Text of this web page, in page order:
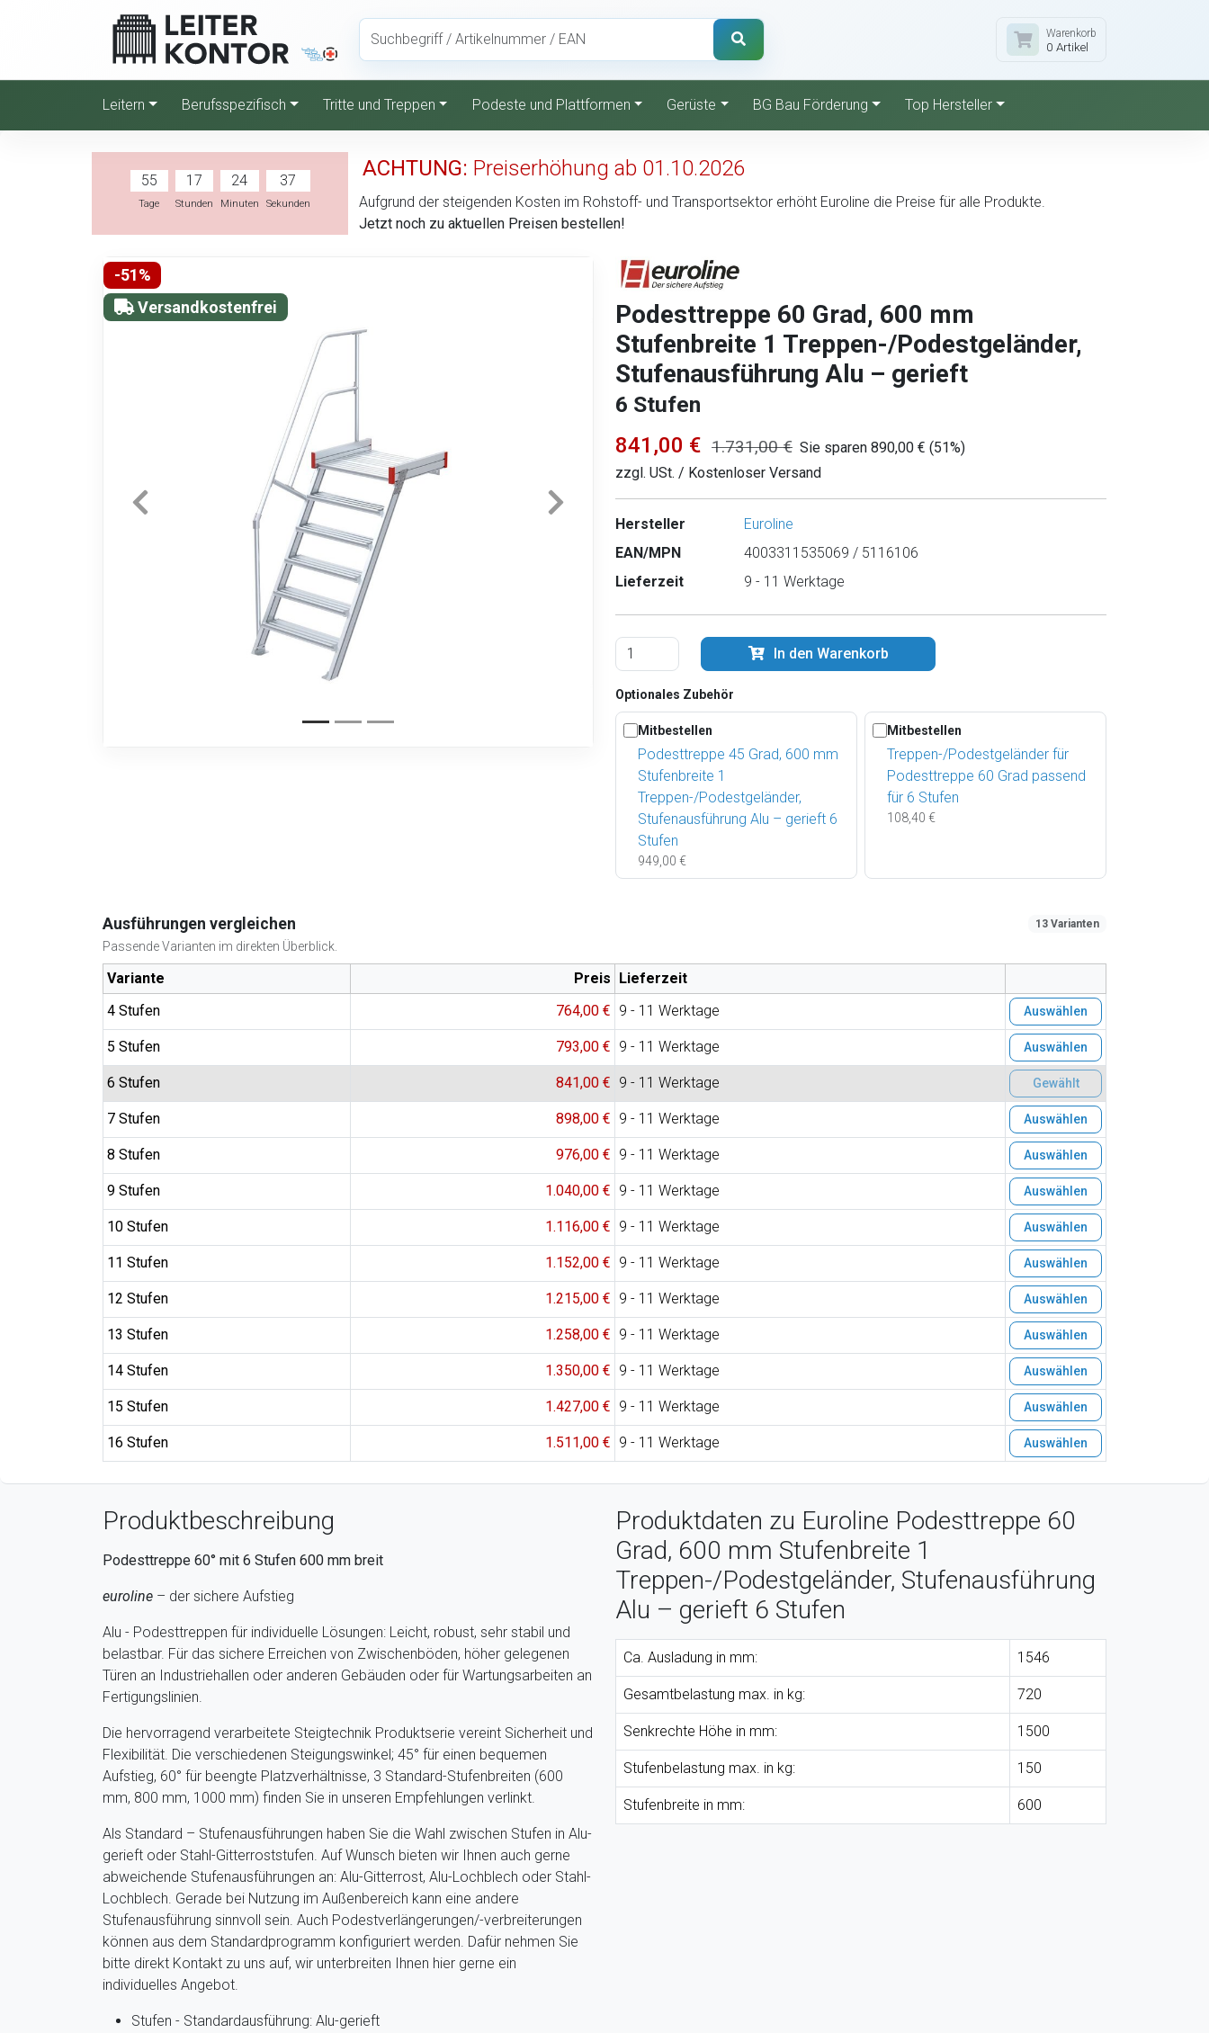
Warenkorb
0 Artikel
Leitern Berufsspezifisch Tritte und Treppen Podeste und Plattformen Gerüste BG Bau Förderung Top Hersteller
55
Tage
17
Stunden
24
Minuten
36
Sekunden
ACHTUNG: Preiserhöhung ab 01.10.2026
Aufgrund der steigenden Kosten im Rohstoff- und Transportsektor erhöht Euroline die Preise für alle Produkte.
Jetzt noch zu aktuellen Preisen bestellen!
-51%
Versandkostenfrei
Podesttreppe 60 Grad, 600 mm
Stufenbreite 1 Treppen-/Podestgeländer,
Stufenausführung Alu – gerieft
6 Stufen
841,00 € 1.731,00 € Sie sparen 890,00 € (51%)
zzgl. USt. / Kostenloser Versand
Hersteller
Euroline
EAN/MPN
4003311535069 / 5116106
Lieferzeit
9 - 11 Werktage
In den Warenkorb
Optionales Zubehör
Mitbestellen
Podesttreppe 45 Grad, 600 mm
Stufenbreite 1
Treppen-/Podestgeländer,
Stufenausführung Alu – gerieft 6
Stufen
949,00 €
Mitbestellen
Treppen-/Podestgeländer für
Podesttreppe 60 Grad passend
für 6 Stufen
108,40 €
Ausführungen vergleichen
Passende Varianten im direkten Überblick.
13 Varianten
Variante Preis Lieferzeit
4 Stufen
764,00 € 9 - 11 Werktage Auswählen
5 Stufen 793,00 € 9 - 11 Werktage Auswählen
6 Stufen 841,00 € 9 - 11 Werktage Gewählt
7 Stufen 898,00 € 9 - 11 Werktage Auswählen
8 Stufen 976,00 € 9 - 11 Werktage Auswählen
9 Stufen 1.040,00 € 9 - 11 Werktage Auswählen
10 Stufen 1.116,00 € 9 - 11 Werktage Auswählen
11 Stufen 1.152,00 € 9 - 11 Werktage Auswählen
12 Stufen 1.215,00 € 9 - 11 Werktage Auswählen
13 Stufen 1.258,00 € 9 - 11 Werktage Auswählen
14 Stufen 1.350,00 € 9 - 11 Werktage Auswählen
15 Stufen 1.427,00 € 9 - 11 Werktage Auswählen
16 Stufen 1.511,00 € 9 - 11 Werktage Auswählen
Produktbeschreibung
Podesttreppe 60° mit 6 Stufen 600 mm breit
euroline – der sichere Aufstieg
Alu - Podesttreppen für individuelle Lösungen: Leicht, robust, sehr stabil und
belastbar. Für das sichere Erreichen von Zwischenböden, höher gelegenen
Türen an Industriehallen oder anderen Gebäuden oder für Wartungsarbeiten an
Fertigungslinien.
Die hervorragend verarbeitete Steigtechnik Produktserie vereint Sicherheit und
Flexibilität. Die verschiedenen Steigungswinkel; 45° für einen bequemen
Aufstieg, 60° für beengte Platzverhältnisse, 3 Standard-Stufenbreiten (600
mm, 800 mm, 1000 mm) finden Sie in unseren Empfehlungen verlinkt.
Als Standard – Stufenausführungen haben Sie die Wahl zwischen Stufen in Alu-
gerieft oder Stahl-Gitterroststufen. Auf Wunsch bieten wir Ihnen auch gerne
abweichende Stufenausführungen an: Alu-Gitterrost, Alu-Lochblech oder Stahl-
Lochblech. Gerade bei Nutzung im Außenbereich kann eine andere
Stufenausführung sinnvoll sein. Auch Podestverlängerungen/-verbreiterungen
können aus dem Standardprogramm konfiguriert werden. Dafür nehmen Sie
bitte direkt Kontakt zu uns auf, wir unterbreiten Ihnen hier gerne ein
individuelles Angebot.
Stufen - Standardausführung: Alu-gerieft
Produktdaten zu Euroline Podesttreppe 60
Grad, 600 mm Stufenbreite 1
Treppen-/Podestgeländer, Stufenausführung
Alu – gerieft 6 Stufen
Ca. Ausladung in mm: 1546
Gesamtbelastung max. in kg: 720
Senkrechte Höhe in mm: 1500
Stufenbelastung max. in kg: 150
Stufenbreite in mm: 600